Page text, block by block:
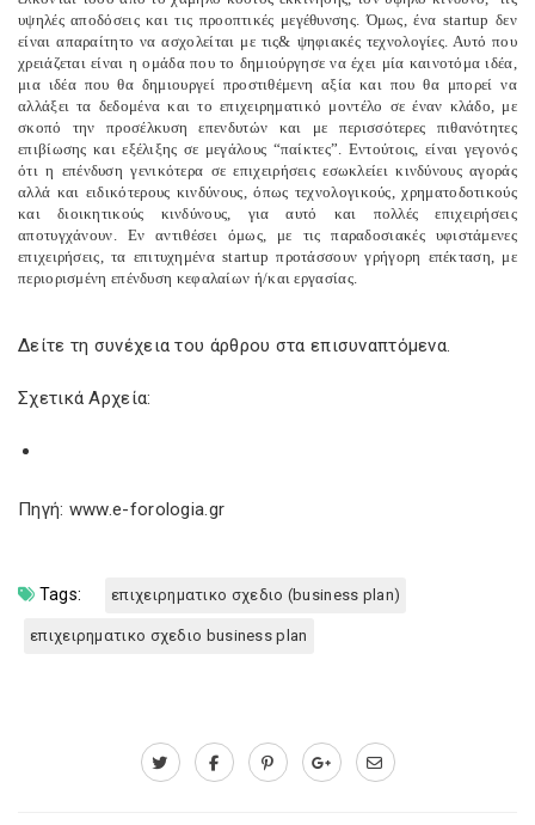
υψηλές αποδόσεις και τις προοπτικές μεγέθυνσης. Όμως, ένα startup δεν
είναι απαραίτητο να ασχολείται με τις& ψηφιακές τεχνολογίες. Αυτό που
χρειάζεται είναι η ομάδα που το δημιούργησε να έχει μία καινοτόμα ιδέα,
μια ιδέα που θα δημιουργεί προστιθέμενη αξία και που θα μπορεί να
αλλάξει τα δεδομένα και το επιχειρηματικό μοντέλο σε έναν κλάδο, με
σκοπό την προσέλκυση επενδυτών και με περισσότερες πιθανότητες
επιβίωσης και εξέλιξης σε μεγάλους “παίκτες”. Εντούτοις, είναι γεγονός
ότι η επένδυση γενικότερα σε επιχειρήσεις εσωκλείει κινδύνους αγοράς
αλλά και ειδικότερους κινδύνους, όπως τεχνολογικούς, χρηματοδοτικούς
και διοικητικούς κινδύνους, για αυτό και πολλές επιχειρήσεις
αποτυγχάνουν. Εν αντιθέσει όμως, με τις παραδοσιακές υφιστάμενες
επιχειρήσεις, τα επιτυχημένα startup προτάσσουν γρήγορη επέκταση, με
περιορισμένη επένδυση κεφαλαίων ή/και εργασίας.
Δείτε τη συνέχεια του άρθρου στα επισυναπτόμενα.
Σχετικά Αρχεία:
Πηγή: www.e-forologia.gr
Tags: επιχειρηματικο σχεδιο (business plan)
επιχειρηματικο σχεδιο business plan